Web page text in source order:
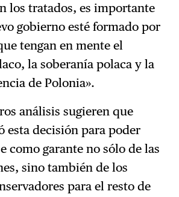
los tratados, es importante
gobierno esté formado por
tengan en mente el
la soberanía polaca y la
de Polonia».
análisis sugieren que
esta decisión para poder
como garante no sólo de las
sino también de los
para el resto de